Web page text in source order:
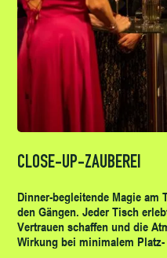
CLOSE-UP-ZAUBEREI
Dinner-begleitende Magie
den Gängen. Jeder Tisch
Vertrauen schaffen und die
Wirkung bei minimalem